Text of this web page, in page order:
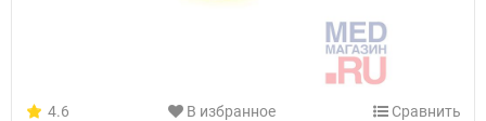
4.6 В избранное Сравнить